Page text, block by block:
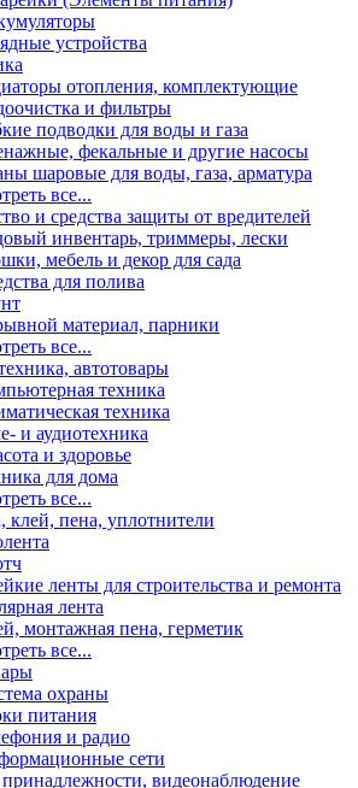
устройства
отопления, комплектующие
и фильтры
подводки для воды и газа
фекальные и другие насосы
шаровые для воды, газа, арматура
все...
и средства защиты от вредителей
инвентарь, триммеры, лески
мебель и декор для сада
для полива
материал, парники
все...
автотовары
техника
техника
и аудиотехника
и здоровье
для дома
все...
клей, пена, уплотнители
ленты для строительства и ремонта
лента
монтажная пена, герметик
все...
охраны
питания
и радио
сети
видеонаблюдение